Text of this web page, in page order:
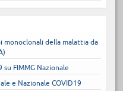
monoclonali della malattia da
su FIMMG Nazionale
e Nazionale COVID19